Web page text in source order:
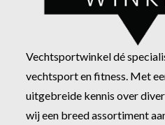
Vechtsportwinkel dé
vechtsport en fitness. Met
uitgebreide kennis over
wij een breed assortiment